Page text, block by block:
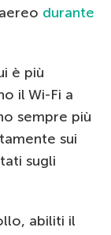
durante
è più
il Wi-Fi a
sempre più
sui
sugli
abiliti il